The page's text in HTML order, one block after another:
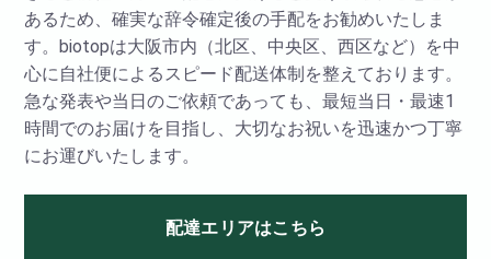
あるため、確実な辞令確定後の手配をお勧めいたしま
す。biotopは大阪市内（北区、中央区、西区など）を中
心に自社便によるスピード配送体制を整えております。
急な発表や当日のご依頼であっても、最短当日・最速1
時間でのお届けを目指し、大切なお祝いを迅速かつ丁寧
にお運びいたします。
配達エリアはこちら